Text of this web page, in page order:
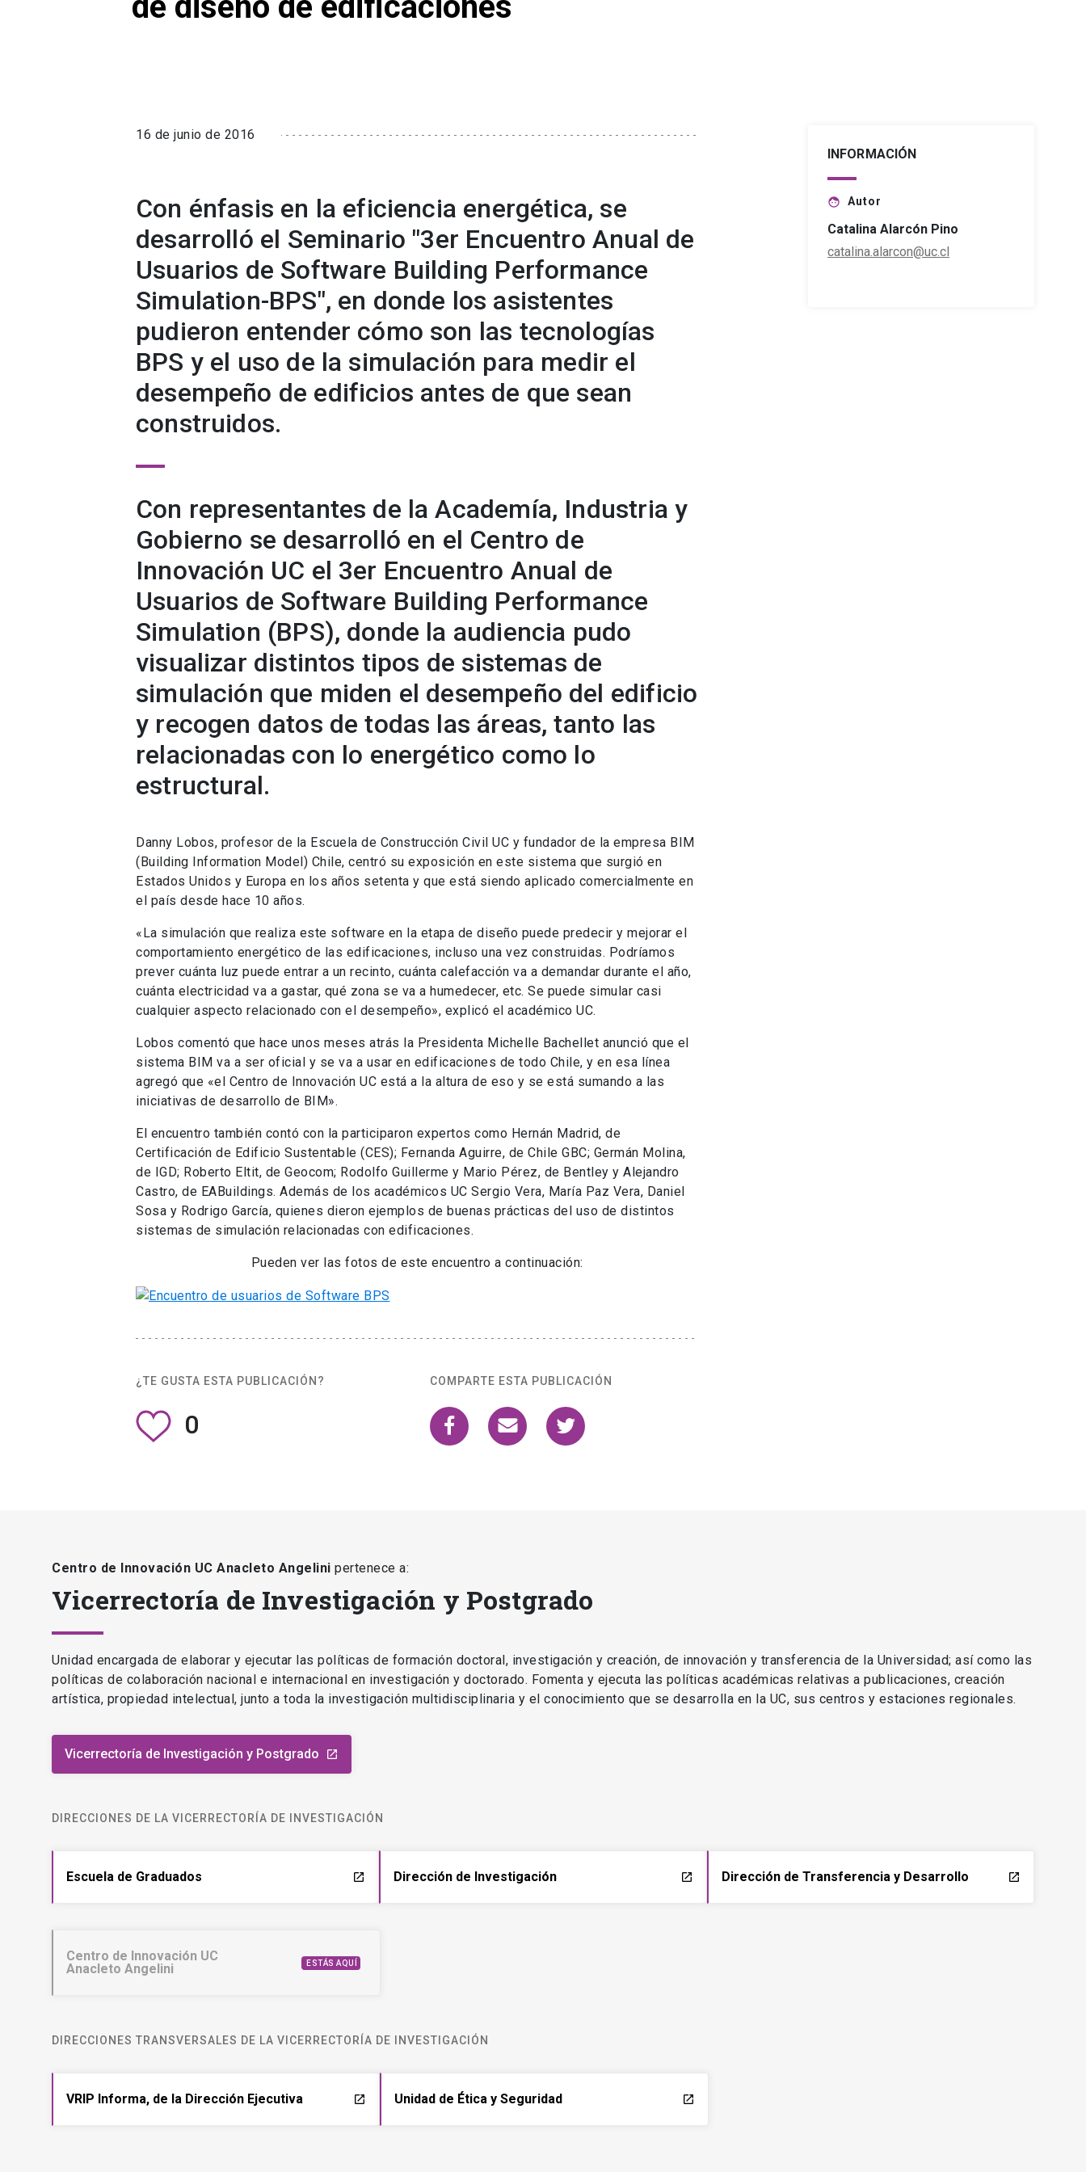
16 de junio de 2016
Con énfasis en la eficiencia energética, se
desarrolló el Seminario "3er Encuentro Anual de
Usuarios de Software Building Performance
Simulation-BPS", en donde los asistentes
pudieron entender cómo son las tecnologías
BPS y el uso de la simulación para medir el
desempeño de edificios antes de que sean
construidos.
Con representantes de la Academía, Industria y
Gobierno se desarrolló en el Centro de
Innovación UC el 3er Encuentro Anual de
Usuarios de Software Building Performance
Simulation (BPS), donde la audiencia pudo
visualizar distintos tipos de sistemas de
simulación que miden el desempeño del edificio
y recogen datos de todas las áreas, tanto las
relacionadas con lo energético como lo
estructural.
Danny Lobos, profesor de la Escuela de Construcción Civil UC y fundador de la empresa BIM
(Building Information Model) Chile, centró su exposición en este sistema que surgió en
Estados Unidos y Europa en los años setenta y que está siendo aplicado comercialmente en
el país desde hace 10 años.
«La simulación que realiza este software en la etapa de diseño puede predecir y mejorar el
comportamiento energético de las edificaciones, incluso una vez construidas. Podríamos
prever cuánta luz puede entrar a un recinto, cuánta calefacción va a demandar durante el año,
cuánta electricidad va a gastar, qué zona se va a humedecer, etc. Se puede simular casi
cualquier aspecto relacionado con el desempeño», explicó el académico UC.
Lobos comentó que hace unos meses atrás la Presidenta Michelle Bachellet anunció que el
sistema BIM va a ser oficial y se va a usar en edificaciones de todo Chile, y en esa línea
agregó que «el Centro de Innovación UC está a la altura de eso y se está sumando a las
iniciativas de desarrollo de BIM».
El encuentro también contó con la participaron expertos como Hernán Madrid, de
Certificación de Edificio Sustentable (CES); Fernanda Aguirre, de Chile GBC; Germán Molina,
de IGD; Roberto Eltit, de Geocom; Rodolfo Guillerme y Mario Pérez, de Bentley y Alejandro
Castro, de EABuildings. Además de los académicos UC Sergio Vera, María Paz Vera, Daniel
Sosa y Rodrigo García, quienes dieron ejemplos de buenas prácticas del uso de distintos
sistemas de simulación relacionadas con edificaciones.
Pueden ver las fotos de este encuentro a continuación:
¿TE GUSTA ESTA PUBLICACIÓN?
0
COMPARTE ESTA PUBLICACIÓN
INFORMACIÓN
face Autor
Catalina Alarcón Pino
catalina.alarcon@uc.cl
Centro de Innovación UC Anacleto Angelini pertenece a:
Vicerrectoría de Investigación y Postgrado
Unidad encargada de elaborar y ejecutar las políticas de formación doctoral, investigación y creación, de innovación y transferencia de la Universidad; así como las
políticas de colaboración nacional e internacional en investigación y doctorado. Fomenta y ejecuta las políticas académicas relativas a publicaciones, creación
artística, propiedad intelectual, junto a toda la investigación multidisciplinaria y el conocimiento que se desarrolla en la UC, sus centros y estaciones regionales.
Vicerrectoría de Investigación y Postgrado launch
DIRECCIONES DE LA VICERRECTORÍA DE INVESTIGACIÓN
Escuela de Graduados launch Dirección de Investigación launch Dirección de Transferencia y Desarrollo launch
Centro de Innovación UC
Anacleto Angelini
ESTÁS AQUÍ
DIRECCIONES TRANSVERSALES DE LA VICERRECTORÍA DE INVESTIGACIÓN
VRIP Informa, de la Dirección Ejecutiva launch Unidad de Ética y Seguridad launch